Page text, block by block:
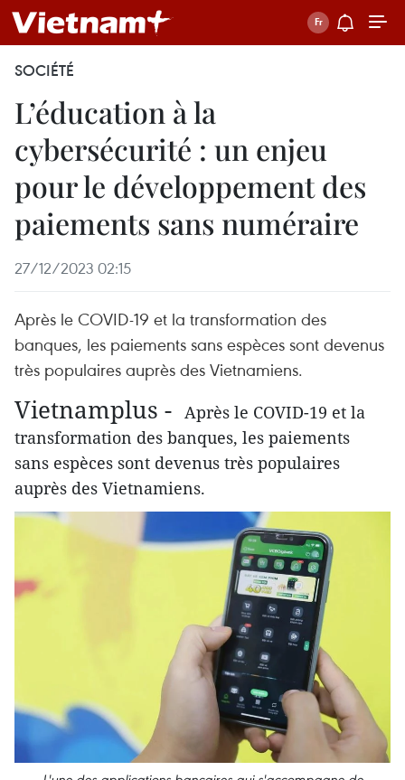
SOCIÉTÉ
L’éducation à la
cybersécurité : un enjeu
pour le développement des
paiements sans numéraire
27/12/2023 02:15
Après le COVID-19 et la transformation des
banques, les paiements sans espèces sont devenus
très populaires auprès des Vietnamiens.
Vietnamplus - Après le COVID-19 et la
transformation des banques, les paiements
sans espèces sont devenus très populaires
auprès des Vietnamiens.